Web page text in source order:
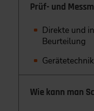
Prüf- und
Direkte und
Beurteilung
Wie kann man